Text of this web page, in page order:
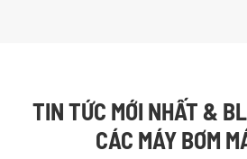
TIN TỨC MỚI NHẤT &
CÁC MÁY BƠM